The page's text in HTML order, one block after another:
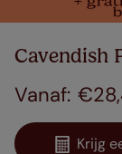
Cavendish
€28,
Krijg